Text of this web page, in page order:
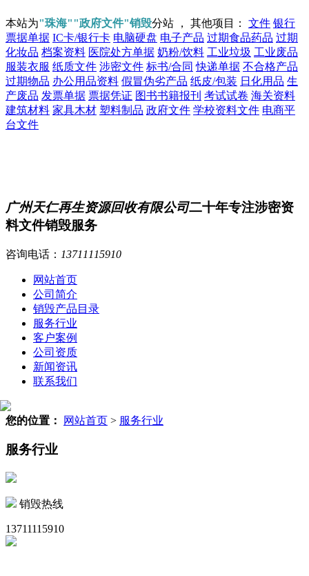
本站为"珠海""政府文件"销毁分站 ， 其他项目： 文件 银行
票据单据 IC卡/银行卡 电脑硬盘 电子产品 过期食品药品 过期
化妆品 档案资料 医院处方单据 奶粉/饮料 工业垃圾 工业废品
服装衣服 纸质文件 涉密文件 标书/合同 快递单据 不合格产品
过期物品 办公用品资料 假冒伪劣产品 纸皮/包装 日化用品 生
产废品 发票单据 票据凭证 图书书籍报刊 考试试卷 海关资料
建筑材料 家具木材 塑料制品 政府文件 学校资料文件 电商平
台文件
广州天仁再生资源回收有限公司二十年专注涉密资
料文件销毁服务
咨询电话： 13711115910
网站首页
公司简介
销毁产品目录
服务行业
客户案例
公司资质
新闻资讯
联系我们
您的位置： 网站首页 > 服务行业
服务行业
销毁热线
13711115910